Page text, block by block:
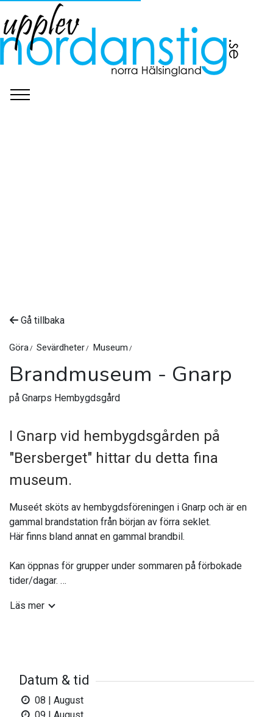
Gå tillbaka
Göra Sevärdheter Museum
Brandmuseum - Gnarp
på Gnarps Hembygdsgård
I Gnarp vid hembygdsgården på
"Bersberget" hittar du detta fina
museum.
Museét sköts av hembygdsföreningen i Gnarp och är en
gammal brandstation från början av förra seklet.
Här finns bland annat en gammal brandbil.
Kan öppnas för grupper under sommaren på förbokade
tider/dagar.
Öppet främst på Sommaren!
https://www.hembygd.se/gnarp
För visning, kontakta via mail
Läs mer
Datum & tid
08 | August